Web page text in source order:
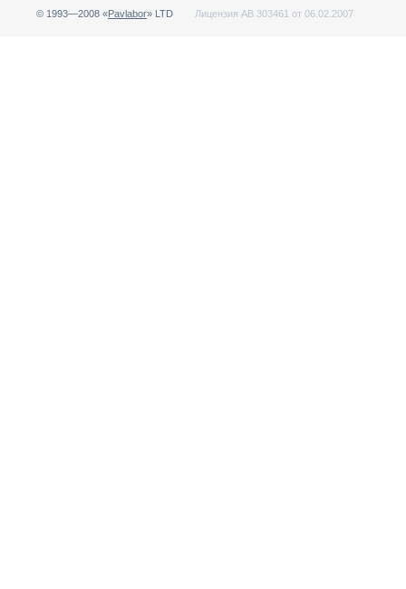
© 1993—2008 «Pavlabor» LTD Лицензия АВ 303461 от 06.02.2007